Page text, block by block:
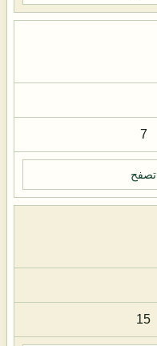
7
تصفح
15